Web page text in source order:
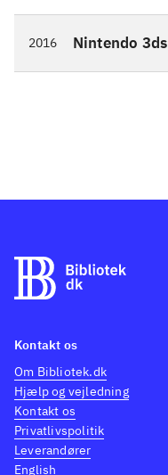
2016 Nintendo 3ds
Kontakt os
Om Bibliotek.dk
Hjælp og vejledning
Kontakt os
Privatlivspolitik
Leverandører
English